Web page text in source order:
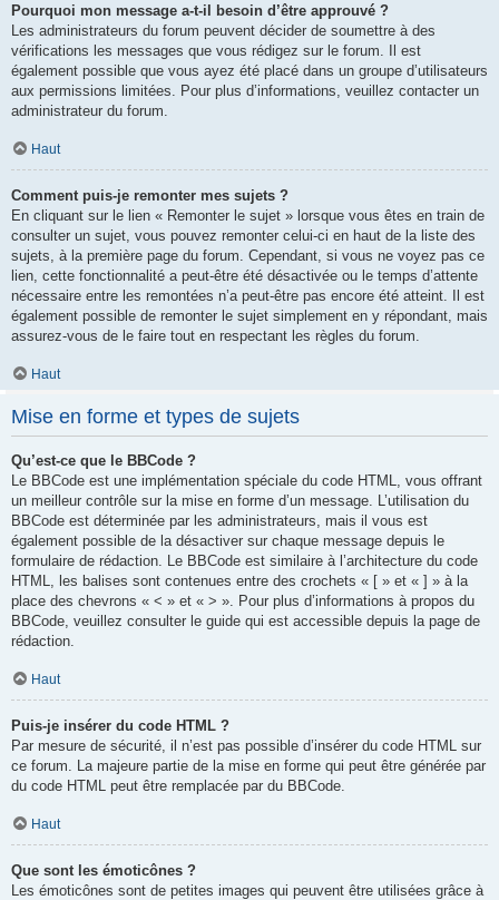
Pourquoi mon message a-t-il besoin d’être approuvé ?
Les administrateurs du forum peuvent décider de soumettre à des
vérifications les messages que vous rédigez sur le forum. Il est
également possible que vous ayez été placé dans un groupe d’utilisateurs
aux permissions limitées. Pour plus d’informations, veuillez contacter un
administrateur du forum.
Haut
Comment puis-je remonter mes sujets ?
En cliquant sur le lien « Remonter le sujet » lorsque vous êtes en train de
consulter un sujet, vous pouvez remonter celui-ci en haut de la liste des
sujets, à la première page du forum. Cependant, si vous ne voyez pas ce
lien, cette fonctionnalité a peut-être été désactivée ou le temps d’attente
nécessaire entre les remontées n’a peut-être pas encore été atteint. Il est
également possible de remonter le sujet simplement en y répondant, mais
assurez-vous de le faire tout en respectant les règles du forum.
Haut
Mise en forme et types de sujets
Qu’est-ce que le BBCode ?
Le BBCode est une implémentation spéciale du code HTML, vous offrant
un meilleur contrôle sur la mise en forme d’un message. L’utilisation du
BBCode est déterminée par les administrateurs, mais il vous est
également possible de la désactiver sur chaque message depuis le
formulaire de rédaction. Le BBCode est similaire à l’architecture du code
HTML, les balises sont contenues entre des crochets « [ » et « ] » à la
place des chevrons « < » et « > ». Pour plus d’informations à propos du
BBCode, veuillez consulter le guide qui est accessible depuis la page de
rédaction.
Haut
Puis-je insérer du code HTML ?
Par mesure de sécurité, il n’est pas possible d’insérer du code HTML sur
ce forum. La majeure partie de la mise en forme qui peut être générée par
du code HTML peut être remplacée par du BBCode.
Haut
Que sont les émoticônes ?
Les émoticônes sont de petites images qui peuvent être utilisées grâce à